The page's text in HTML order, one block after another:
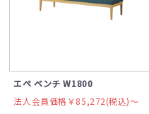
エペ ベンチ W1800
法人会員価格￥85,272(税込)〜